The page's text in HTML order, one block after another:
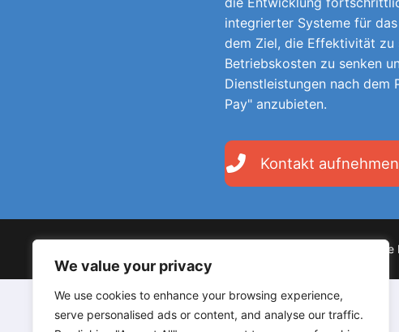
We value your privacy
We use cookies to enhance your browsing experience,
serve personalised ads or content, and analyse our traffic.
integrierter Systeme für
dem Ziel, die Effektivität zu
Betriebskosten zu senken
Dienstleistungen nach dem
Pay" anzubieten.
Kontakt aufnehmen
Copyright © 2026 LodgeGate PMS - Powered by Hotels Online